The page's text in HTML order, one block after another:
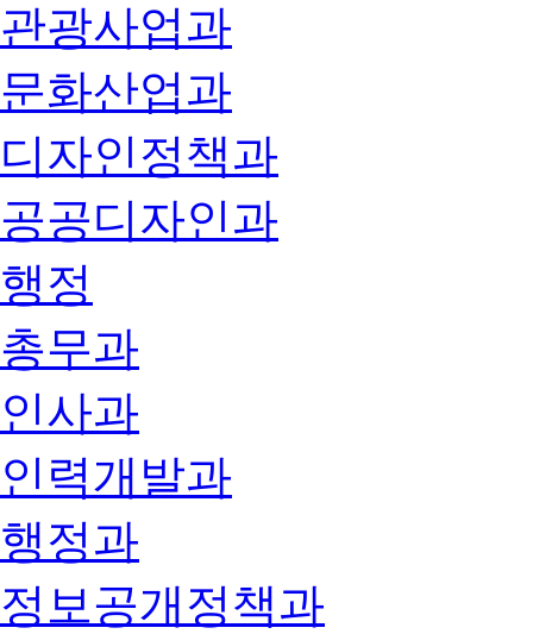
관광사업과
문화산업과
디자인정책과
공공디자인과
행정
총무과
인사과
인력개발과
행정과
정보공개정책과